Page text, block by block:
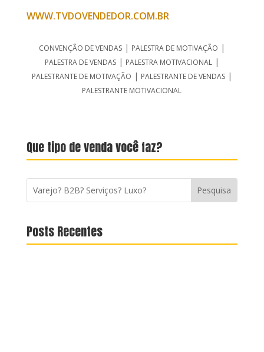
WWW.TVDOVENDEDOR.COM.BR
CONVENÇÃO DE VENDAS| PALESTRA DE MOTIVAÇÃO |
PALESTRA DE VENDAS| PALESTRA MOTIVACIONAL |
PALESTRANTE DE MOTIVAÇÃO | PALESTRANTE DE VENDAS|
PALESTRANTE MOTIVACIONAL
Que tipo de venda você faz?
Posts Recentes